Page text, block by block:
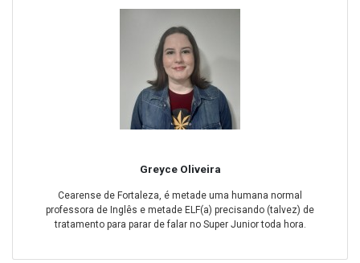
Greyce Oliveira
Cearense de Fortaleza, é metade uma humana normal
professora de Inglês e metade ELF(a) precisando (talvez) de
tratamento para parar de falar no Super Junior toda hora.